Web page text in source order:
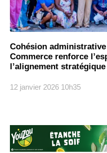
Cohésion
Commerce renforce
l’alignement stratégique
12 janvier 2026 10h35